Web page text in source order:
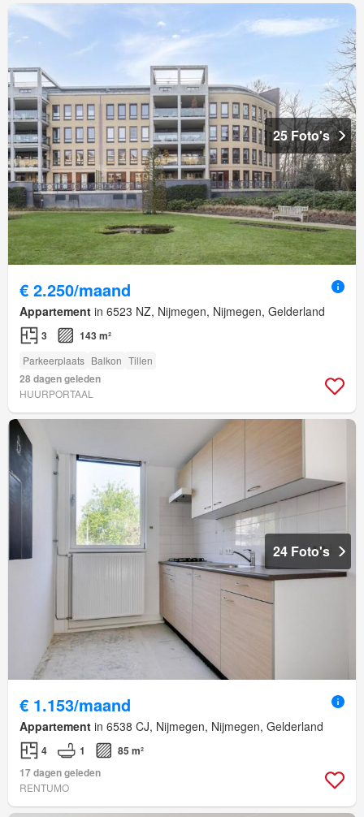
25 Foto's
€ 2.250/maand
Appartement in 6523 NZ, Nijmegen, Nijmegen, Gelderland
3 143 m²
Parkeerplaats Balkon Tillen
28 dagen geleden
HUURPORTAAL
24 Foto's
€ 1.153/maand
Appartement in 6538 CJ, Nijmegen, Nijmegen, Gelderland
4 1
85 m²
17 dagen geleden
RENTUMO